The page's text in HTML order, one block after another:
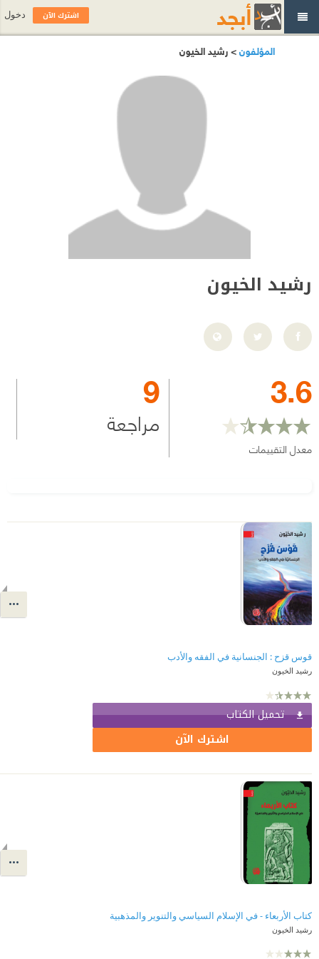
المؤلفون> رشيد الخيون
رشيد الخيون
3.6
معدل التقييمات
9
مراجعة
قوس قزح : الجنسانية في الفقه والأدب
رشيد الخيون
تحميل الكتاب
اشترك الآن
كتاب الأربعاء - في الإسلام السياسي والتنوير والمذهبية
رشيد الخيون
اشترك الآن دخول